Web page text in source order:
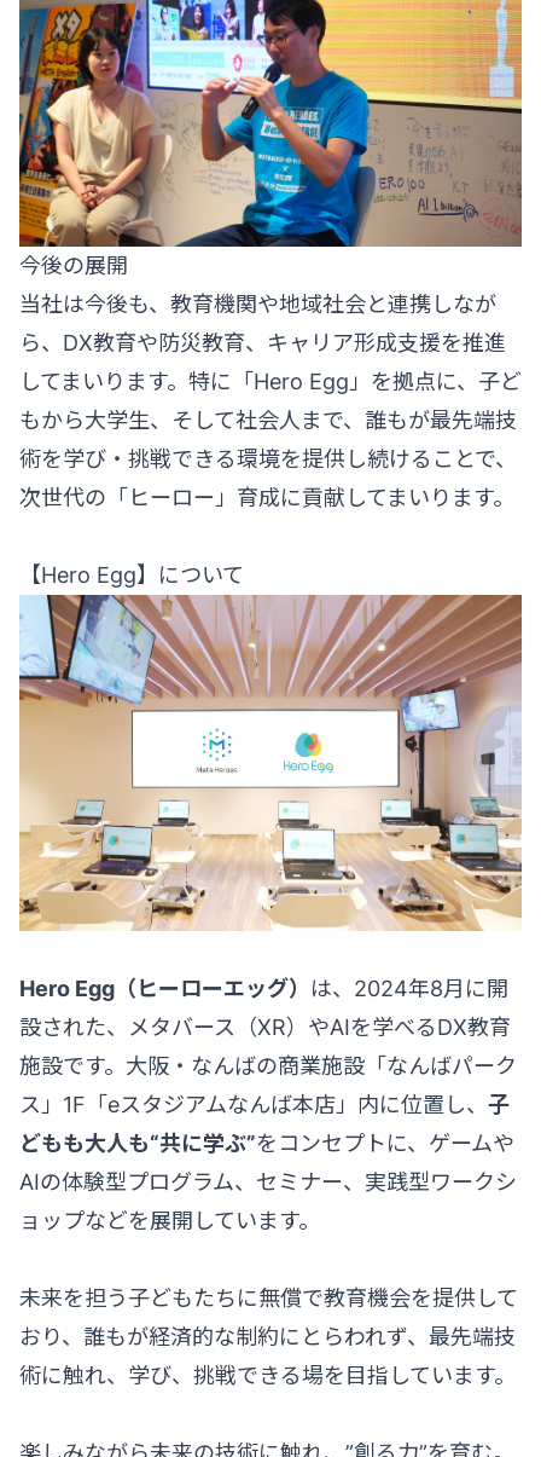
今後の展開
当社は今後も、教育機関や地域社会と連携しなが
ら、DX教育や防災教育、キャリア形成支援を推進
してまいります。特に「Hero Egg」を拠点に、子ど
もから大学生、そして社会人まで、誰もが最先端技
術を学び・挑戦できる環境を提供し続けることで、
次世代の「ヒーロー」育成に貢献してまいります。
【Hero Egg】について
Hero Egg（ヒーローエッグ） は、2024年8月に開
設された、メタバース（XR）やAIを学べるDX教育
施設です。大阪・なんばの商業施設「なんばパーク
ス」1F「eスタジアムなんば本店」内に位置し、 子
どもも大人も“共に学ぶ”をコンセプトに、ゲームや
AIの体験型プログラム、セミナー、実践型ワークシ
ョップなどを展開しています。
未来を担う子どもたちに無償で教育機会を提供して
おり、誰もが経済的な制約にとらわれず、最先端技
術に触れ、学び、挑戦できる場を目指しています。